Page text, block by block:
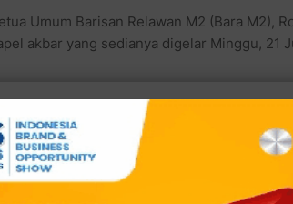
Umum Barisan Relawan M2 (Bara M2),
akbar yang sedianya digelar Minggu, 21
Sang Bakal Calon Walikota dari PKS
Terbakar